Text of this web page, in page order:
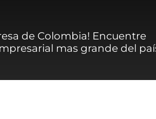
de Colombia! Encuentre
mas grande del